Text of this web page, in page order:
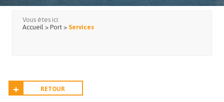
Vous êtes ici:
Accueil > Port > Services
RETOUR